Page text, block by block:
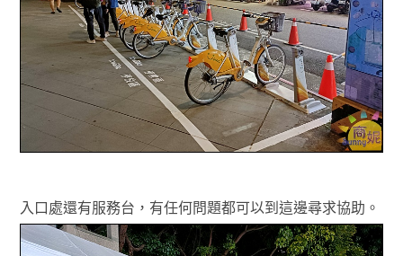
入口處還有服務台，有任何問題都可以到這邊尋求協助。